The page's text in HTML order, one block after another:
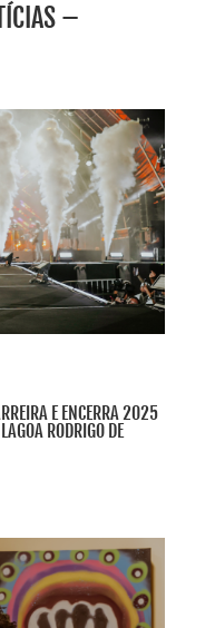
–
E ENCERRA 2025
RODRIGO DE